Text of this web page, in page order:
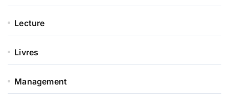
Lecture
Livres
Management